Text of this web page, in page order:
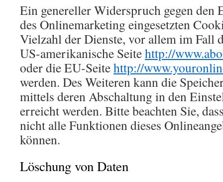
Ein genereller Widerspruch gegen den
des Onlinemarketing eingesetzten
Vielzahl der Dienste, vor allem im Fall
US-amerikanische Seitehttp://
oder die EU-Seitehttp://
werden. Des Weiteren kann die
mittels deren Abschaltung in den
erreicht werden. Bitte beachten Sie,
nicht alle Funktionen dieses
können.
Löschung von Daten